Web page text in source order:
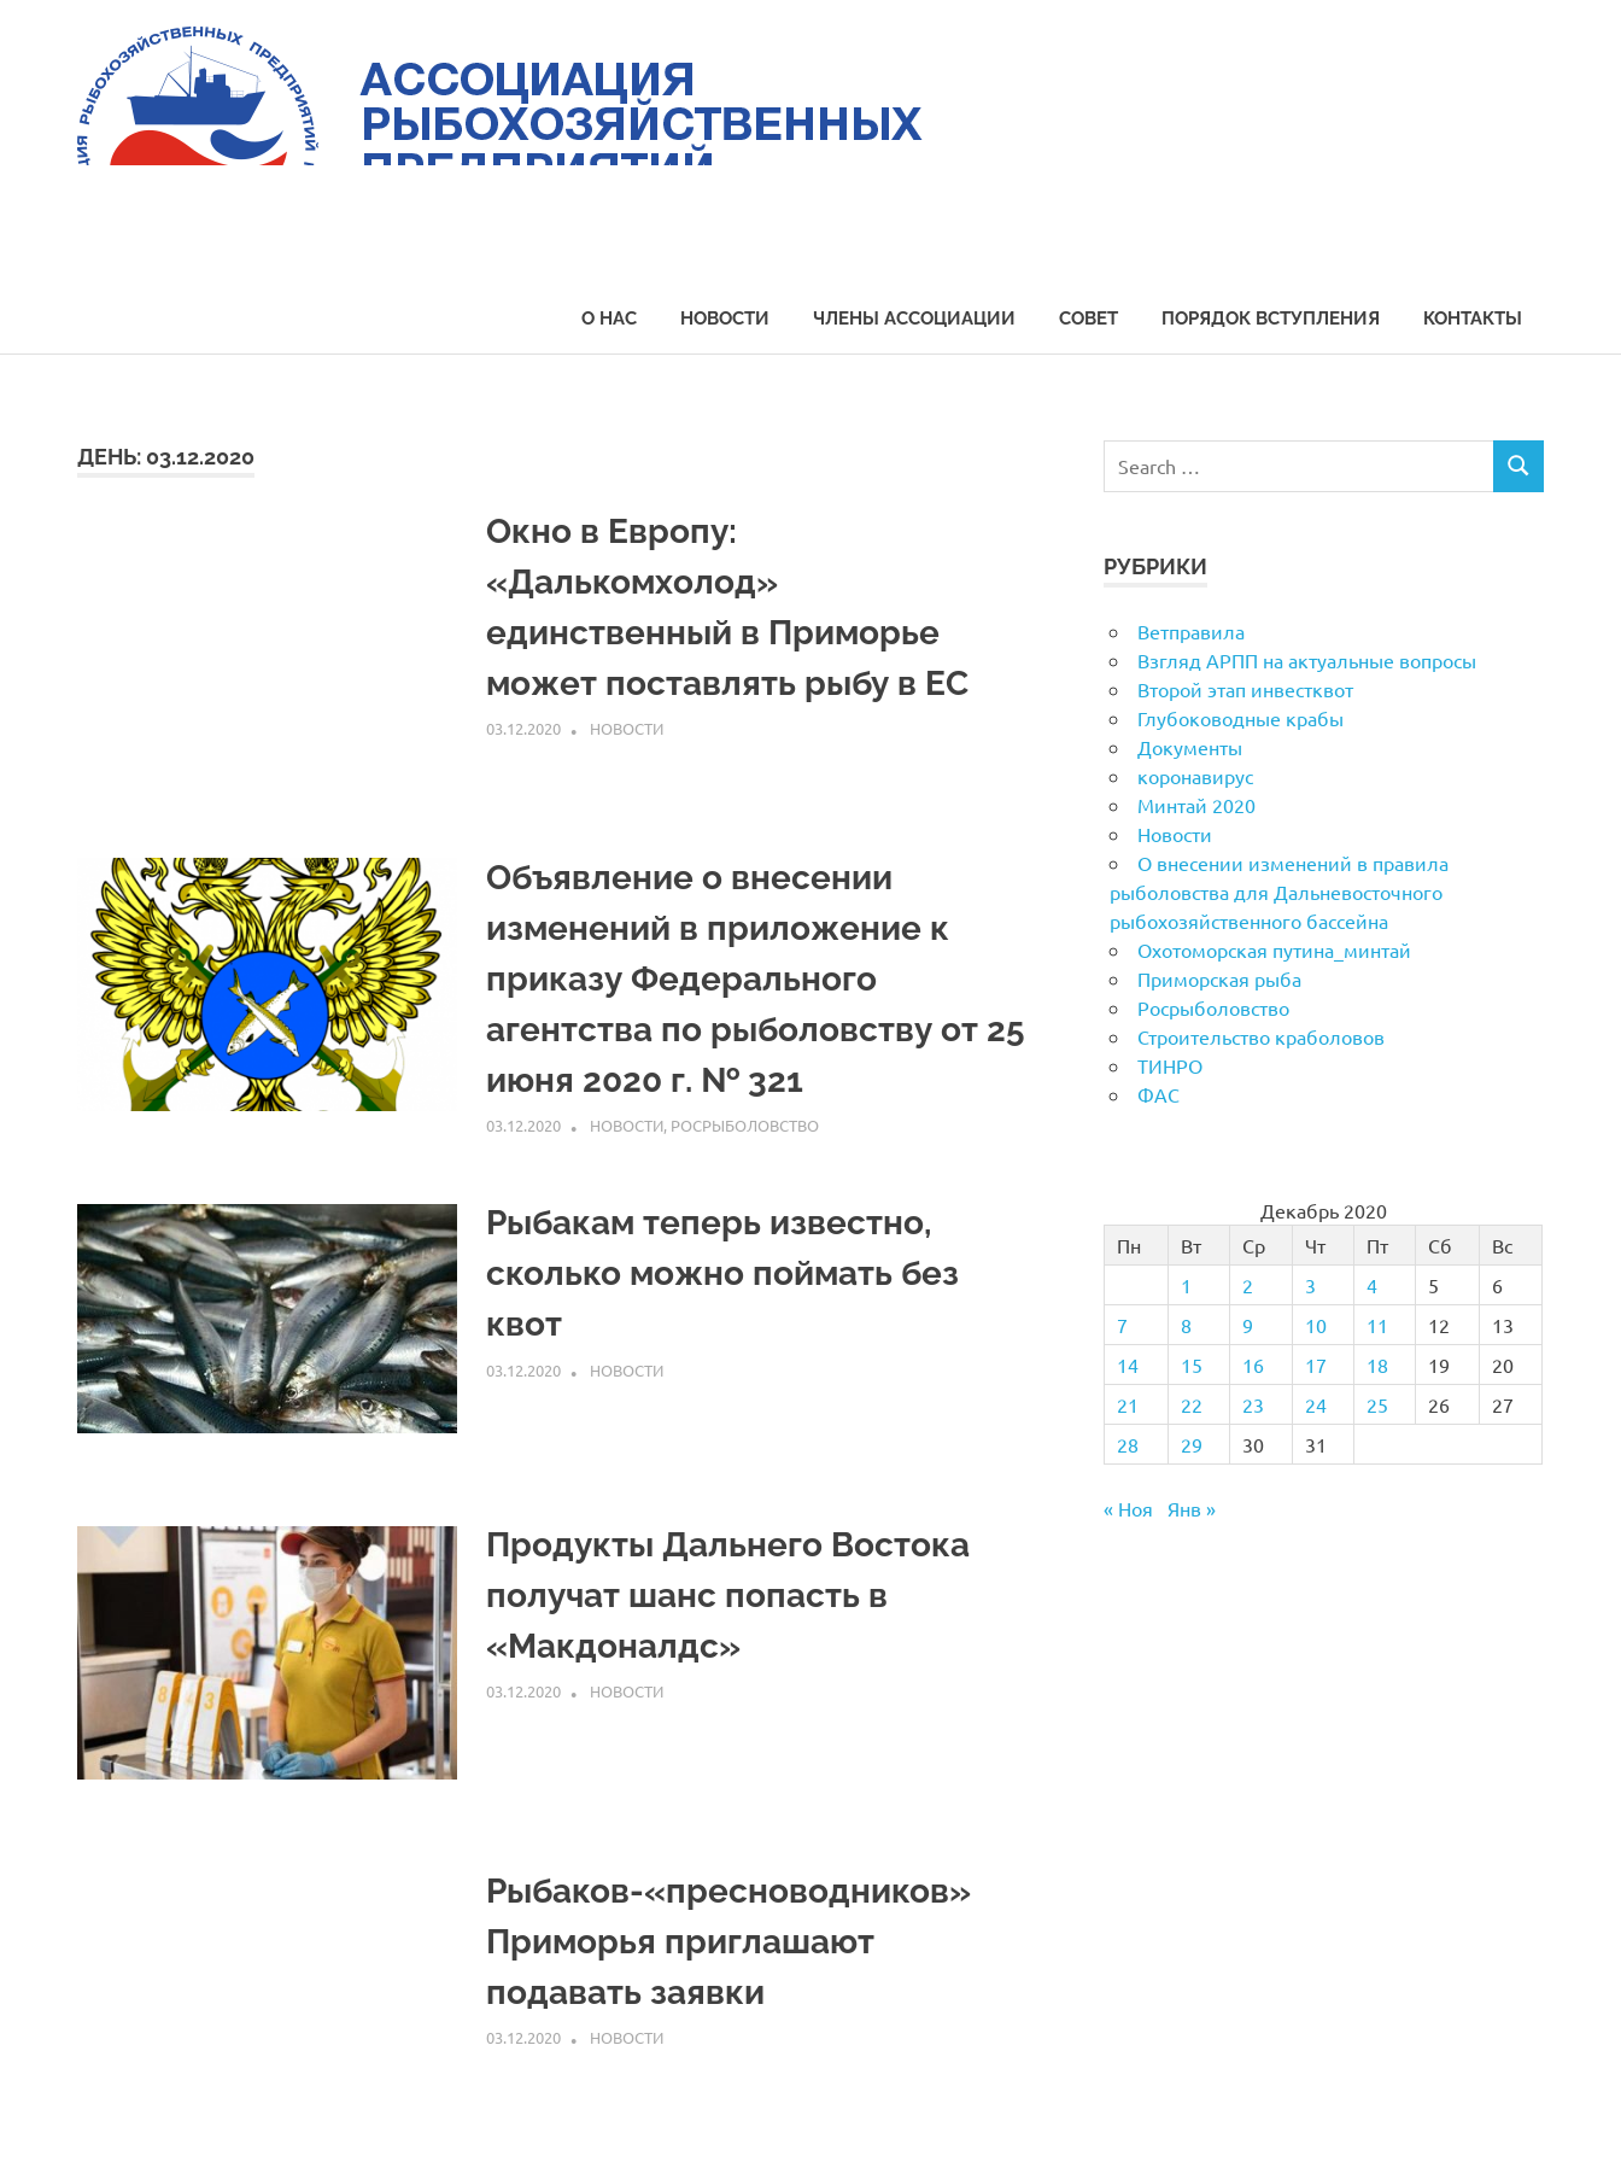
Приморья
О НАС НОВОСТИ ЧЛЕНЫ АССОЦИАЦИИ СОВЕТ ПОРЯДОК ВСТУПЛЕНИЯ КОНТАКТЫ
ДЕНЬ: 03.12.2020
Окно в Европу:
«Далькомхолод»
единственный в Приморье
может поставлять рыбу в ЕС
03.12.2020 ARPP
НОВОСТИ
Объявление о внесении
изменений в приложение к
приказу Федерального
агентства по рыболовству от 25
июня 2020 г. № 321
03.12.2020 ARPP
НОВОСТИ, РОСРЫБОЛОВСТВО
Рыбакам теперь известно,
сколько можно поймать без
квот
03.12.2020 ARPP
НОВОСТИ
Продукты Дальнего Востока
получат шанс попасть в
«Макдоналдс»
03.12.2020 ARPP
НОВОСТИ
Рыбаков-«пресноводников»
Приморья приглашают
подавать заявки
03.12.2020 ARPP
НОВОСТИ
РУБРИКИ
Ветправила
Взгляд АРПП на актуальные вопросы
Второй этап инвестквот
Глубоководные крабы
Документы
коронавирус
Минтай 2020
Новости
О внесении изменений в правила
рыболовства для Дальневосточного
рыбохозяйственного бассейна
Охотоморская путина_минтай
Приморская рыба
Росрыболовство
Строительство краболовов
ТИНРО
ФАС
Декабрь 2020
Пн
Вт Ср Чт Пт Сб
Вс
1
2 3 4 5
6
7
8 9 10 11 12
13
14
15 16 17 18 19
20
21
22 23 24 25 26
27
28
29 30 31
« Ноя Янв »